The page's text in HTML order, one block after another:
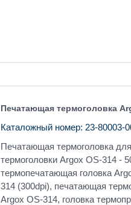
Печатающая термоголовка
Каталожный номер: 23-80003-
Печатающая термоголовка
термоголовки Argox OS-314 -
термопечатающая головка
314 (300dpi), печатающая
Argox OS-314, головка